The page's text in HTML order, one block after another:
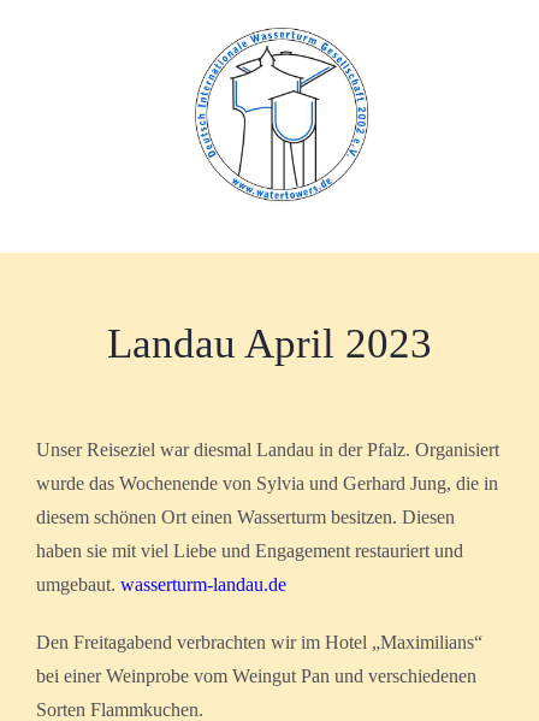
Landau April 2023
Unser Reiseziel war diesmal Landau in der Pfalz. Organisiert
wurde das Wochenende von Sylvia und Gerhard Jung, die in
diesem schönen Ort einen Wasserturm besitzen. Diesen
haben sie mit viel Liebe und Engagement restauriert und
umgebaut. wasserturm-landau.de
Den Freitagabend verbrachten wir im Hotel „Maximilians“
bei einer Weinprobe vom Weingut Pan und verschiedenen
Sorten Flammkuchen.